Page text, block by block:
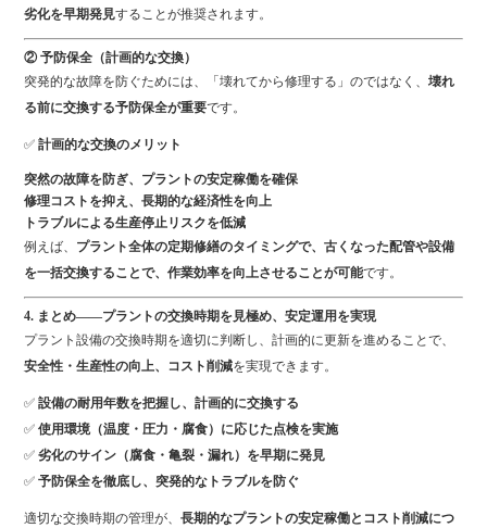
劣化を早期発見することが推奨されます。
② 予防保全（計画的な交換）
突発的な故障を防ぐためには、「壊れてから修理する」のではなく、壊れ
る前に交換する予防保全が重要です。
✅計画的な交換のメリット
突然の故障を防ぎ、プラントの安定稼働を確保
修理コストを抑え、長期的な経済性を向上
トラブルによる生産停止リスクを低減
例えば、 プラント全体の定期修繕のタイミングで、古くなった配管や設備
を一括交換することで、作業効率を向上させることが可能です。
4. まとめ——プラントの交換時期を見極め、安定運用を実現
プラント設備の交換時期を適切に判断し、計画的に更新を進めることで、
安全性・生産性の向上、コスト削減を実現できます。
✅設備の耐用年数を把握し、計画的に交換する
✅使用環境（温度・圧力・腐食）に応じた点検を実施
✅劣化のサイン（腐食・亀裂・漏れ）を早期に発見
✅予防保全を徹底し、突発的なトラブルを防ぐ
適切な交換時期の管理が、長期的なプラントの安定稼働とコスト削減につ